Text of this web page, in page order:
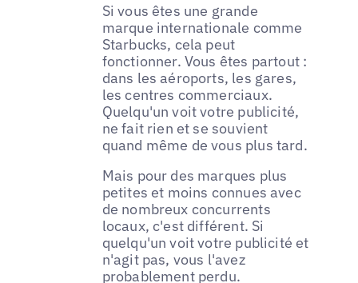
Si vous êtes une grande
marque internationale comme
Starbucks, cela peut
fonctionner. Vous êtes partout :
dans les aéroports, les gares,
les centres commerciaux.
Quelqu'un voit votre publicité,
ne fait rien et se souvient
quand même de vous plus tard.
Mais pour des marques plus
petites et moins connues avec
de nombreux concurrents
locaux, c'est différent. Si
quelqu'un voit votre publicité et
n'agit pas, vous l'avez
probablement perdu.